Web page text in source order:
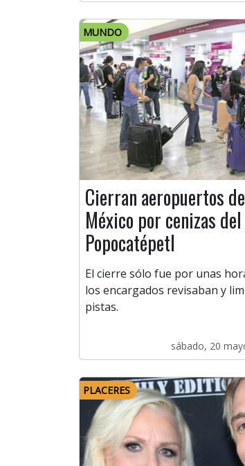
MUNDO
Cierran aeropuertos
México por cenizas
Popocatépetl
El cierre sólo fue por unas
los encargados revisaban y
pistas.
sábado, 20
PLACERES